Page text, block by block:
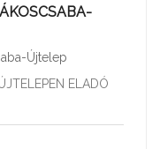
Újtelep
ELADÓ